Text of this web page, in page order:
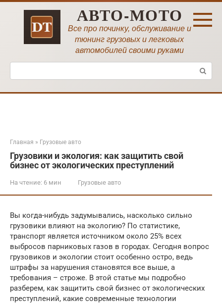
Перейти
АВТО-МОТО
Все про починку, обслуживание и
тюнинг грузовых и легковых
автомобилей своими руками
Поиск:
Главная » Грузовые авто
Грузовики и экология: как защитить свой
бизнес от экологических преступлений
На чтение: 6 мин Грузовые авто
Вы когда-нибудь задумывались, насколько сильно
грузовики влияют на экологию? По статистике,
транспорт является источником около 25% всех
выбросов парниковых газов в городах. Сегодня вопрос
грузовиков и экологии стоит особенно остро, ведь
штрафы за нарушения становятся все выше, а
требования – строже. В этой статье мы подробно
разберем, как защитить свой бизнес от экологических
преступлений, какие современные технологии